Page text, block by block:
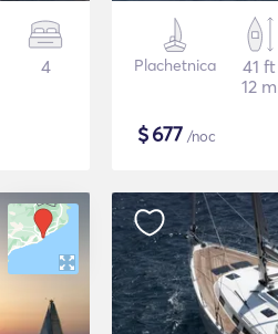
4 Plachetnica
41 ft
12 m
$677 /noc